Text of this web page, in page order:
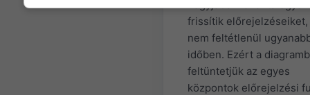
frissítik előrejelzéseiket,
nem feltétlenül
időben. Ezért a
feltüntetjük az egyes
központok előrejelzési